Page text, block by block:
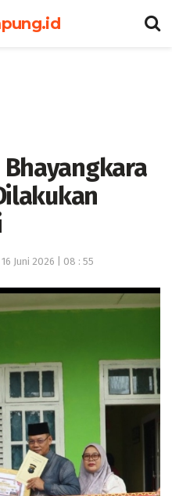
16 Juni 2026 | 08 : 55